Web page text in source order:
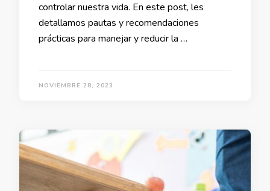
controlar nuestra vida. En este post, les
detallamos pautas y recomendaciones
prácticas para manejar y reducir la …
NOVIEMBRE 28, 2023